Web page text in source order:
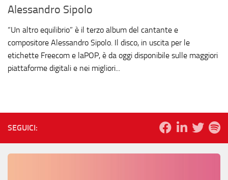
Alessandro Sipolo
“Un altro equilibrio” è il terzo album del cantante e
compositore Alessandro Sipolo. Il disco, in uscita per le
etichette Freecom e laPOP, è da oggi disponibile sulle maggiori
piattaforme digitali e nei migliori...
SEGUICI: